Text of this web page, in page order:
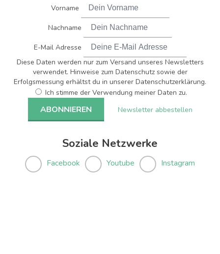
Vorname
Nachname
E-Mail Adresse
Diese Daten werden nur zum Versand unseres Newsletters
verwendet. Hinweise zum Datenschutz sowie der
Erfolgsmessung erhältst du in unserer Datenschutzerklärung.
Ich stimme der Verwendung meiner Daten zu.
Newsletter abbestellen
Soziale Netzwerke
Facebook Youtube Instagram